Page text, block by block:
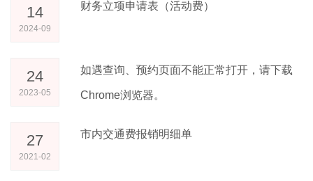
14
2024-09
财务立项申请表（活动费）
24
2023-05
如遇查询、预约页面不能正常打开，请下载
Chrome浏览器。
27
2021-02
市内交通费报销明细单